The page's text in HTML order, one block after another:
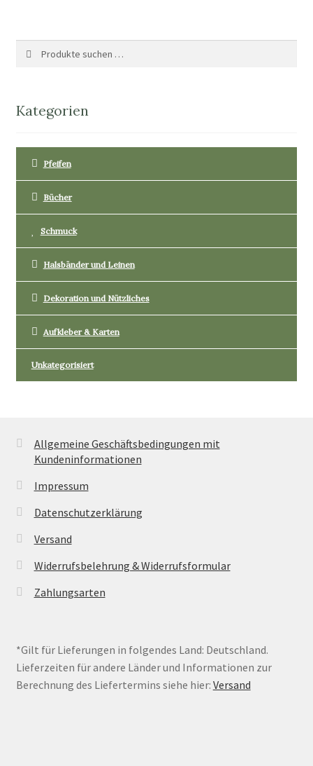
Kategorien
Pfeifen
Bücher
Schmuck
Halsbänder und Leinen
Dekoration und Nützliches
Aufkleber & Karten
Unkategorisiert
Allgemeine Geschäftsbedingungen mit
Kundeninformationen
Impressum
Datenschutzerklärung
Versand
Widerrufsbelehrung & Widerrufsformular
Zahlungsarten
*Gilt für Lieferungen in folgendes Land: Deutschland.
Lieferzeiten für andere Länder und Informationen zur
Berechnung des Liefertermins siehe hier: Versand